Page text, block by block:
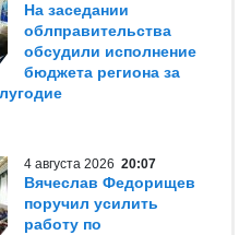
На заседании
облправительства
обсудили исполнение
бюджета региона за
4 августа 2026 20:07
Вячеслав Федорищев
поручил усилить
работу по